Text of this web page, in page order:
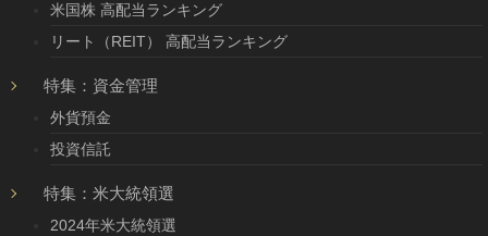
米国株 高配当ランキング
リート（REIT） 高配当ランキング
特集：資金管理
外貨預金
投資信託
特集：米大統領選
2024年米大統領選